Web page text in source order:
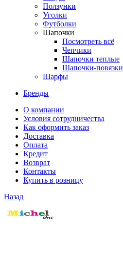
Ползунки
Уголки
Футболки
Шапочки
Посмотреть всё
Чепчики
Шапочки теплые
Шапочки-
Шарфы
Бренды
О компании
Условия сотрудничества
Как оформить заказ
Доставка
Оплата
Кредит
Возврат
Контакты
Купить в розницу
Назад